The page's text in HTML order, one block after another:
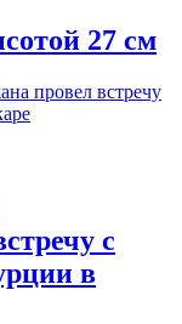
27 см
с
в